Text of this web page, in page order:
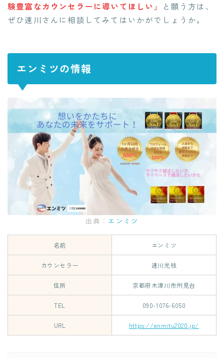
験豊富なカウンセラーに導いてほしい」
と願う方は、
ぜひ速川さんに相談してみてはいかがでしょうか。
エンミツの情報
出典： エンミツ
名前 エンミツ
カウンセラー 速川光枝
住所 京都府木津川市州見台
TEL 090-1076-6050
URL https://enmitu2020.jp/